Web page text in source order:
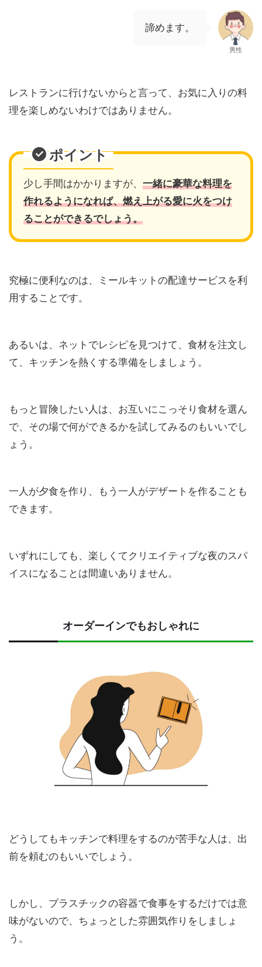
諦めます。
男性
レストランに行けないからと言って、お気に入りの料
理を楽しめないわけではありません。
ポイント
少し手間はかかりますが、 一緒に豪華な料理を
作れるようになれば、燃え上がる愛に火をつけ
ることができるでしょう。
究極に便利なのは、ミールキットの配達サービスを利
用することです。
あるいは、ネットでレシピを見つけて、食材を注文し
て、キッチンを熱くする準備をしましょう。
もっと冒険したい人は、お互いにこっそり食材を選ん
で、その場で何ができるかを試してみるのもいいでし
ょう。
一人が夕食を作り、もう一人がデザートを作ることも
できます。
いずれにしても、楽しくてクリエイティブな夜のスパ
イスになることは間違いありません。
オーダーインでもおしゃれに
どうしてもキッチンで料理をするのが苦手な人は、出
前を頼むのもいいでしょう。
しかし、プラスチックの容器で食事をするだけでは意
味がないので、ちょっとした雰囲気作りをしましょ
う。